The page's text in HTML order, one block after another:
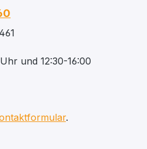
und 12:30-16:00
.